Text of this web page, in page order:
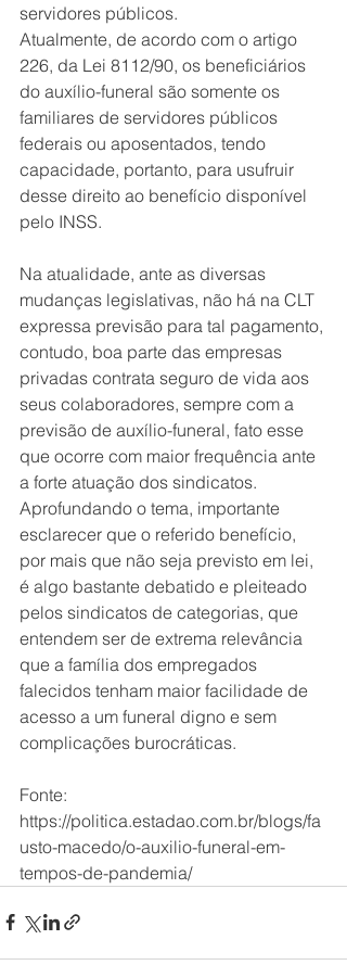
servidores públicos.
Atualmente, de acordo com o artigo
226, da Lei 8112/90, os beneficiários
do auxílio-funeral são somente os
familiares de servidores públicos
federais ou aposentados, tendo
capacidade, portanto, para usufruir
desse direito ao benefício disponível
pelo INSS.
Na atualidade, ante as diversas
mudanças legislativas, não há na CLT
expressa previsão para tal pagamento,
contudo, boa parte das empresas
privadas contrata seguro de vida aos
seus colaboradores, sempre com a
previsão de auxílio-funeral, fato esse
que ocorre com maior frequência ante
a forte atuação dos sindicatos.
Aprofundando o tema, importante
esclarecer que o referido benefício,
por mais que não seja previsto em lei,
é algo bastante debatido e pleiteado
pelos sindicatos de categorias, que
entendem ser de extrema relevância
que a família dos empregados
falecidos tenham maior facilidade de
acesso a um funeral digno e sem
complicações burocráticas.
Fonte:
https://politica.estadao.com.br/blogs/fa
usto-macedo/o-auxilio-funeral-em-
tempos-de-pandemia/